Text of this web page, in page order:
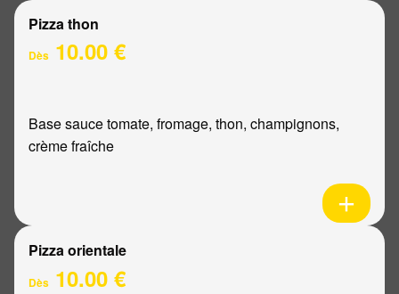
Pizza thon
Dès 10.00 €
Base sauce tomate, fromage, thon, champignons,
crème fraîche
Pizza orientale
Dès 10.00 €